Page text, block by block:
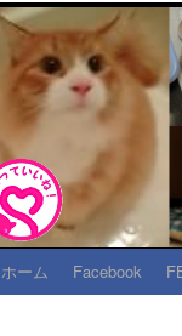
ホーム Facebook